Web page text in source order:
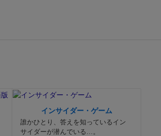
インサイダー・ゲーム
誰かひとり、答えを知っているイン
サイダーが潜んでいる…。